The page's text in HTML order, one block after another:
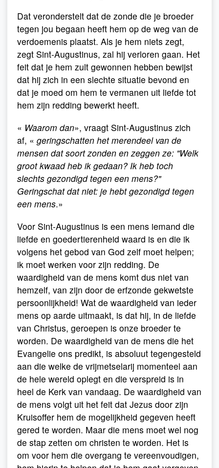
Dat veronderstelt dat de zonde die je broeder
tegen jou begaan heeft hem op de weg van de
verdoemenis plaatst. Als je hem niets zegt,
zegt Sint-Augustinus, zal hij verloren gaan. Het
feit dat je hem zult gewonnen hebben bewijst
dat hij zich in een slechte situatie bevond en
dat je moed om hem te vermanen uit liefde tot
hem zijn redding bewerkt heeft.
« Waarom dan», vraagt Sint-Augustinus zich
af, « geringschatten het merendeel van de
mensen dat soort zonden en zeggen ze: "Welk
groot kwaad heb ik gedaan? Ik heb toch
slechts gezondigd tegen een mens?"
Geringschat dat niet: je hebt gezondigd tegen
een mens.»
Voor Sint-Augustinus is een mens iemand die
liefde en goedertierenheid waard is en die ik
volgens het gebod van God zelf moet helpen;
ik moet werken voor zijn redding. De
waardigheid van de mens komt dus niet van
hemzelf, van zijn door de erfzonde gekwetste
persoonlijkheid! Wat de waardigheid van ieder
mens op aarde uitmaakt, is dat hij, in de liefde
van Christus, geroepen is onze broeder te
worden. De waardigheid van de mens die het
Evangelie ons predikt, is absoluut tegengesteld
aan die welke de vrijmetselarij momenteel aan
de hele wereld oplegt en die verspreid is in
heel de Kerk van vandaag. De waardigheid van
de mens volgt uit het feit dat Jezus door zijn
Kruisoffer hem de mogelijkheid gegeven heeft
gered te worden. Maar die mens moet wel nog
de stap zetten om christen te worden. Het is
om voor hem die overgang te vereenvoudigen,